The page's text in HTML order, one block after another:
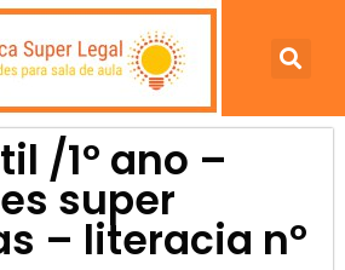
/1º ano –
super
– literacia nº